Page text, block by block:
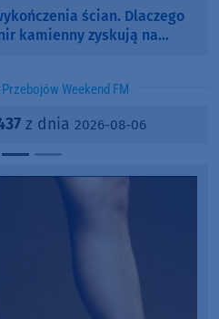
ścian. Dlaczego
kamienny zyskują na
Weekend FM
z dnia 2026-08-06